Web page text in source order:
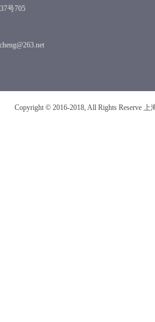
号705
Copyright © 2016-2018, All Rights Reserve